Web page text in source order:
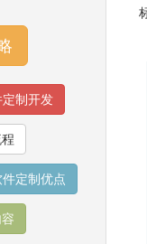
制开发
定制优点